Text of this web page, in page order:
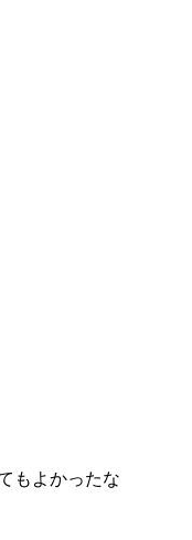
もよかったな